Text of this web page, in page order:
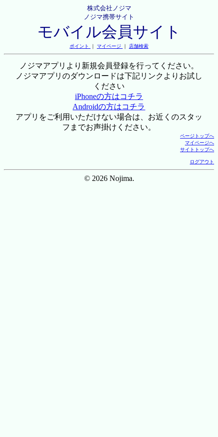
株式会社ノジマ
ノジマ携帯サイト
モバイル会員サイト
ポイント ｜ マイページ ｜ 店舗検索
ノジマアプリより新規会員登録を行ってください。
ノジマアプリのダウンロードは下記リンクよりお試し
ください
iPhoneの方はコチラ
Androidの方はコチラ
アプリをご利用いただけない場合は、お近くのスタッ
フまでお声掛けください。
ページトップへ
マイページへ
サイトトップへ
ログアウト
© 2026 Nojima.